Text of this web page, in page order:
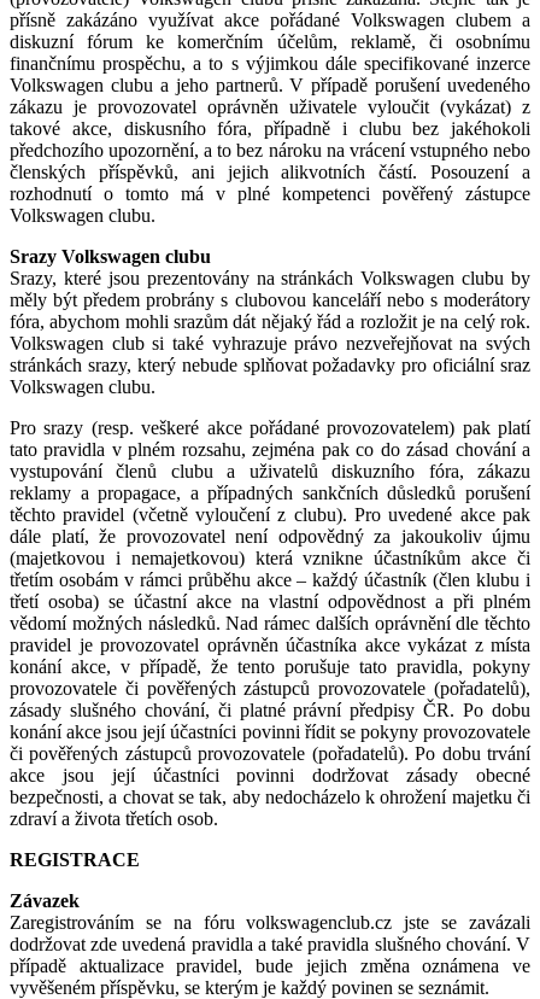
přísně zakázáno využívat akce pořádané Volkswagen clubem a
diskuzní fórum ke komerčním účelům, reklamě, či osobnímu
finančnímu prospěchu, a to s výjimkou dále specifikované inzerce
Volkswagen clubu a jeho partnerů. V případě porušení uvedeného
zákazu je provozovatel oprávněn uživatele vyloučit (vykázat) z
takové akce, diskusního fóra, případně i clubu bez jakéhokoli
předchozího upozornění, a to bez nároku na vrácení vstupného nebo
členských příspěvků, ani jejich alikvotních částí. Posouzení a
rozhodnutí o tomto má v plné kompetenci pověřený zástupce
Volkswagen clubu.
Srazy Volkswagen clubu
Srazy, které jsou prezentovány na stránkách Volkswagen clubu by
měly být předem probrány s clubovou kanceláří nebo s moderátory
fóra, abychom mohli srazům dát nějaký řád a rozložit je na celý rok.
Volkswagen club si také vyhrazuje právo nezveřejňovat na svých
stránkách srazy, který nebude splňovat požadavky pro oficiální sraz
Volkswagen clubu.
Pro srazy (resp. veškeré akce pořádané provozovatelem) pak platí
tato pravidla v plném rozsahu, zejména pak co do zásad chování a
vystupování členů clubu a uživatelů diskuzního fóra, zákazu
reklamy a propagace, a případných sankčních důsledků porušení
těchto pravidel (včetně vyloučení z clubu). Pro uvedené akce pak
dále platí, že provozovatel není odpovědný za jakoukoliv újmu
(majetkovou i nemajetkovou) která vznikne účastníkům akce či
třetím osobám v rámci průběhu akce – každý účastník (člen klubu i
třetí osoba) se účastní akce na vlastní odpovědnost a při plném
vědomí možných následků. Nad rámec dalších oprávnění dle těchto
pravidel je provozovatel oprávněn účastníka akce vykázat z místa
konání akce, v případě, že tento porušuje tato pravidla, pokyny
provozovatele či pověřených zástupců provozovatele (pořadatelů),
zásady slušného chování, či platné právní předpisy ČR. Po dobu
konání akce jsou její účastníci povinni řídit se pokyny provozovatele
či pověřených zástupců provozovatele (pořadatelů). Po dobu trvání
akce jsou její účastníci povinni dodržovat zásady obecné
bezpečnosti, a chovat se tak, aby nedocházelo k ohrožení majetku či
zdraví a života třetích osob.
REGISTRACE
Závazek
Zaregistrováním se na fóru volkswagenclub.cz jste se zavázali
dodržovat zde uvedená pravidla a také pravidla slušného chování. V
případě aktualizace pravidel, bude jejich změna oznámena ve
vyvěšeném příspěvku, se kterým je každý povinen se seznámit.